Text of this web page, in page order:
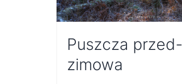
Puszcza przed-
zimowa